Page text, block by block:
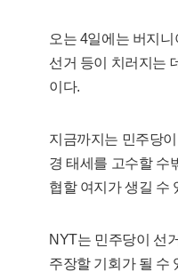
오는 4일에는 버지
선거 등이 치러지는
이다.
지금까지는 민주당
경 태세를 고수할 수
협할 여지가 생길 수
NYT는 민주당이 선
주장할 기회가 될 수